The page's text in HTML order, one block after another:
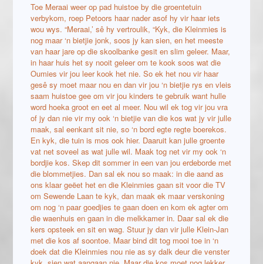
Toe Meraai weer op pad huistoe by die groentetuin
verbykom, roep Petoors haar nader asof hy vir haar iets
wou wys. “Meraai,’ sê hy vertroulik, “Kyk, die Kleinmies is
nog maar ‘n bietjie jonk, soos jy kan sien, en het meeste
van haar jare op die skoolbanke gesit en slim geleer. Maar,
in haar huis het sy nooit geleer om te kook soos wat die
Oumies vir jou leer kook het nie. So ek het nou vir haar
gesê sy moet maar nou en dan vir jou ‘n bietjie rys en vleis
saam huistoe gee om vir jou kinders te gebruik want hulle
word hoeka groot en eet al meer. Nou wil ek tog vir jou vra
of jy dan nie vir my ook ‘n bietjie van die kos wat jy vir julle
maak, sal eenkant sit nie, so ‘n bord egte regte boerekos.
En kyk, die tuin is mos ook hier. Daaruit kan julle groente
vat net soveel as wat julle wil. Maak tog net vir my ook ‘n
bordjie kos. Skep dit sommer in een van jou erdeborde met
die blommetjies. Dan sal ek nou so maak: in die aand as
ons klaar geëet het en die Kleinmies gaan sit voor die TV
om Sewende Laan te kyk, dan maak ek maar verskoning
om nog ‘n paar goedjies te gaan doen en kom ek agter om
die waenhuis en gaan in die melkkamer in. Daar sal ek die
kers opsteek en sit en wag. Stuur jy dan vir julle Klein-Jan
met die kos af soontoe. Maar bind dit tog mooi toe in ‘n
doek dat die Kleinmies nou nie as sy dalk deur die venster